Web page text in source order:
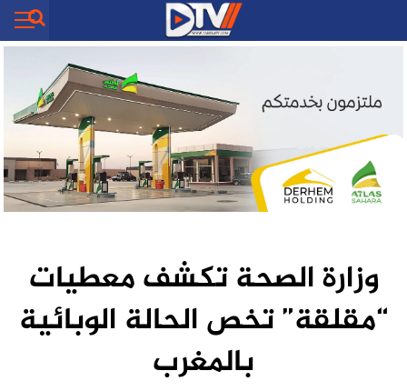
وزارة الصحة تكشف معطيات
“مقلقة” تخص الحالة الوبائية
بالمغرب